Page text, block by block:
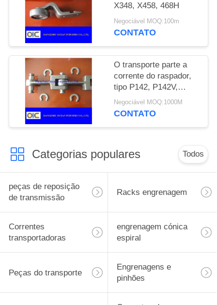
X348, X458, 468H
Negociável MOQ:100m
CONTATO
O transporte parte a
corrente do raspador,
tipo P142, P142V,
P142H, corrente P200
Negociável MOQ:1000M
CONTATO
Categorias populares Todos
peças de reposição
de transmissão
Racks engrenagem
Correntes
transportadoras
engrenagem cónica
espiral
Peças do transporte
Engrenagens e
pinhões